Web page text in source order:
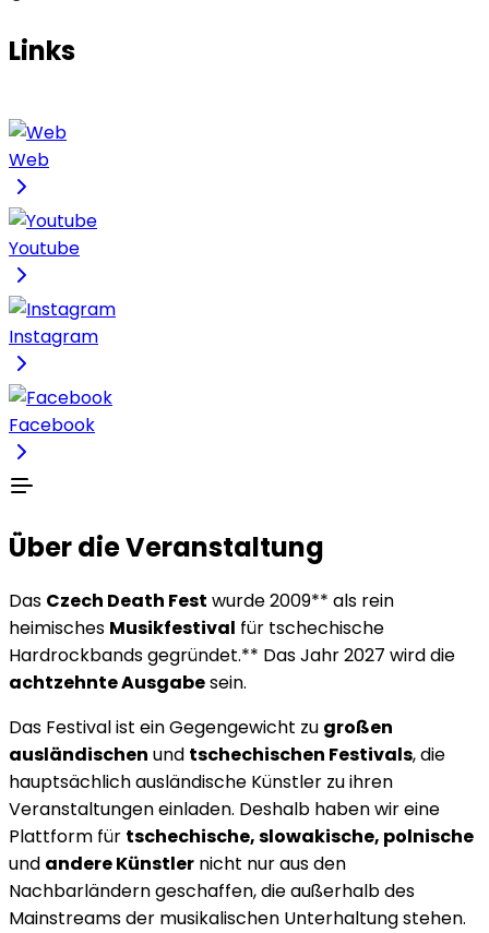
Links
Web
Youtube
Instagram
Facebook
Über die Veranstaltung
Das Czech Death Fest wurde 2009** als rein
heimisches Musikfestival für tschechische
Hardrockbands gegründet.** Das Jahr 2027 wird die
achtzehnte Ausgabesein.
Das Festival ist ein Gegengewicht zu großen
ausländischen und tschechischen Festivals, die
hauptsächlich ausländische Künstler zu ihren
Veranstaltungen einladen. Deshalb haben wir eine
Plattform für tschechische, slowakische, polnische
und andere Künstler nicht nur aus den
Nachbarländern geschaffen, die außerhalb des
Mainstreams der musikalischen Unterhaltung stehen.